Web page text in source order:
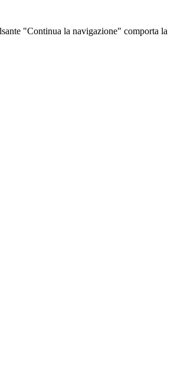
"Continua la navigazione" comporta la